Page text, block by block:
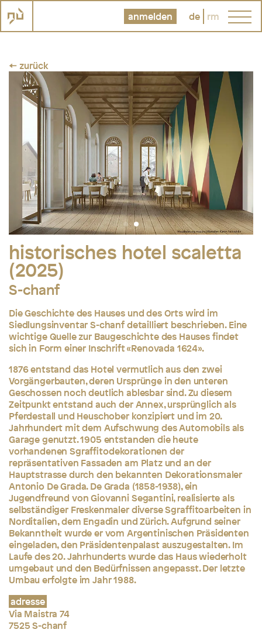
anmelden de rm
← zurück
historisches hotel scaletta
(2025)
S-chanf
Die Geschichte des Hauses und des Orts wird im
Siedlungsinventar S-chanf detailliert beschrieben. Eine
wichtige Quelle zur Baugeschichte des Hauses findet
sich in Form einer Inschrift «Renovada 1624».
1876 entstand das Hotel vermutlich aus den zwei
Vorgängerbauten, deren Ursprünge in den unteren
Geschossen noch deutlich ablesbar sind. Zu diesem
Zeitpunkt entstand auch der Annex, ursprünglich als
Pferdestall und Heuschober konzipiert und im 20.
Jahrhundert mit dem Aufschwung des Automobils als
Garage genutzt. 1905 entstanden die heute
vorhandenen Sgraffitodekorationen der
repräsentativen Fassaden am Platz und an der
Hauptstrasse durch den bekannten Dekorationsmaler
Antonio De Grada. De Grada (1858-1938), ein
Jugendfreund von Giovanni Segantini, realisierte als
selbständiger Freskenmaler diverse Sgraffitoarbeiten in
Norditalien, dem Engadin und Zürich. Aufgrund seiner
Bekanntheit wurde er vom Argentinischen Präsidenten
eingeladen, den Präsidentenpalast auszugestalten. Im
Laufe des 20. Jahrhunderts wurde das Haus wiederholt
umgebaut und den Bedürfnissen angepasst. Der letzte
Umbau erfolgte im Jahr 1988.
adresse
Via Maistra 74
7525 S-chanf